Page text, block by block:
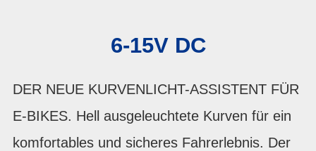
6-15V DC
DER NEUE KURVENLICHT-ASSISTENT FÜR
E-BIKES. Hell ausgeleuchtete Kurven für ein
komfortables und sicheres Fahrerlebnis. Der